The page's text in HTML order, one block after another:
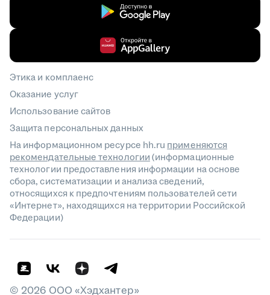
Этика и комплаенс
Оказание услуг
Использование сайтов
Защита персональных данных
На информационном ресурсе hh.ru применяются
рекомендательные технологии(информационные
технологии предоставления информации на основе
сбора, систематизации и анализа сведений,
относящихся к предпочтениям пользователей сети
«Интернет», находящихся на территории Российской
Федерации)
© 2026 ООО «Хэдхантер»